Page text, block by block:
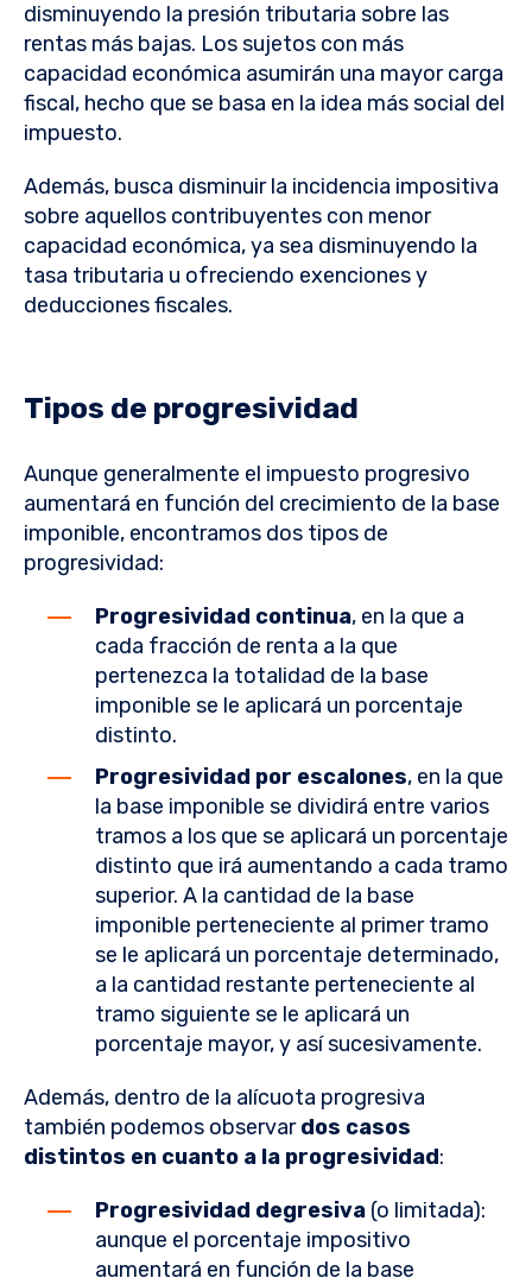
disminuyendo la presión tributaria sobre las
rentas más bajas. Los sujetos con más
capacidad económica asumirán una mayor carga
fiscal, hecho que se basa en la idea más social del
impuesto.
Además, busca disminuir la incidencia impositiva
sobre aquellos contribuyentes con menor
capacidad económica, ya sea disminuyendo la
tasa tributaria u ofreciendo exenciones y
deducciones fiscales.
Tipos de progresividad
Aunque generalmente el impuesto progresivo
aumentará en función del crecimiento de la base
imponible, encontramos dos tipos de
progresividad:
Progresividad continua, en la que a
cada fracción de renta a la que
pertenezca la totalidad de la base
imponible se le aplicará un porcentaje
distinto.
Progresividad por escalones, en la que
la base imponible se dividirá entre varios
tramos a los que se aplicará un porcentaje
distinto que irá aumentando a cada tramo
superior. A la cantidad de la base
imponible perteneciente al primer tramo
se le aplicará un porcentaje determinado,
a la cantidad restante perteneciente al
tramo siguiente se le aplicará un
porcentaje mayor, y así sucesivamente.
Además, dentro de la alícuota progresiva
también podemos observardos casos
distintos en cuanto a la progresividad:
Progresividad degresiva (o limitada):
aunque el porcentaje impositivo
aumentará en función de la base